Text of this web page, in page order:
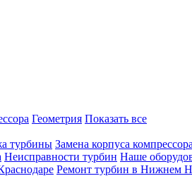
Геометрия Показать все
турбины Замена корпуса компрессора
Неисправности турбин Наше
Ремонт турбин в Нижнем